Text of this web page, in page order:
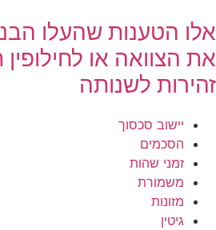
אלו הטענות שהעלו
את הצוואה או
זהירות לשנותה
יישוב סכסוך
הסכמים
זמני שהות
משמורת
מזונות
גיטין